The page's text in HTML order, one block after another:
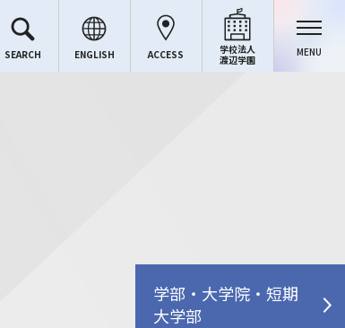
SEARCH ENGLISH ACCESS
学校法人
渡辺学園
MENU
学部・大学院・短期
大学部